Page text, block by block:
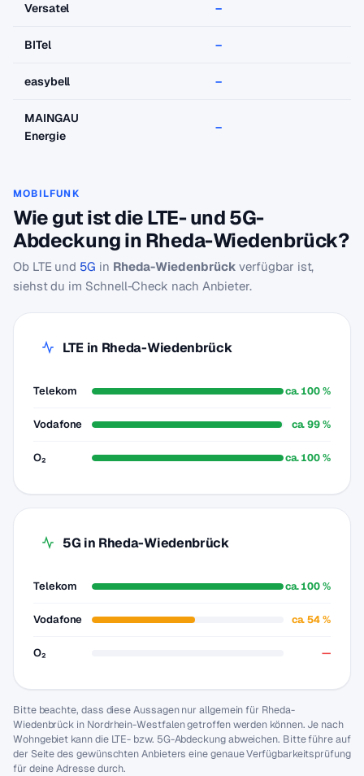
Versatel –
BITel –
easybell –
MAINGAU
Energie
–
MOBILFUNK
Wie gut ist die LTE- und 5G-
Abdeckung in Rheda-Wiedenbrück?
Ob LTE und 5G in Rheda-Wiedenbrück verfügbar ist,
siehst du im Schnell-Check nach Anbieter.
LTE in Rheda-Wiedenbrück
Telekom ca. 100 %
Vodafone ca. 99 %
O₂ ca. 100 %
5G in Rheda-Wiedenbrück
Telekom ca. 100 %
Vodafone ca. 54 %
O₂ —
Bitte beachte, dass diese Aussagen nur allgemein für Rheda-
Wiedenbrück in Nordrhein-Westfalen getroffen werden können. Je nach
Wohngebiet kann die LTE- bzw. 5G-Abdeckung abweichen. Bitte führe auf
der Seite des gewünschten Anbieters eine genaue Verfügbarkeitsprüfung
für deine Adresse durch.